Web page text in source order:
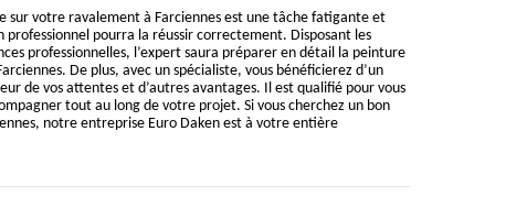
sur votre ravalement à Farciennes est une tâche fatigante et
professionnel pourra la réussir correctement. Disposant les
professionnelles, l’expert saura préparer en détail la peinture
De plus, avec un spécialiste, vous bénéficierez d’un
de vos attentes et d’autres avantages. Il est qualifié pour vous
tout au long de votre projet. Si vous cherchez un bon
notre entreprise Euro Daken est à votre entière